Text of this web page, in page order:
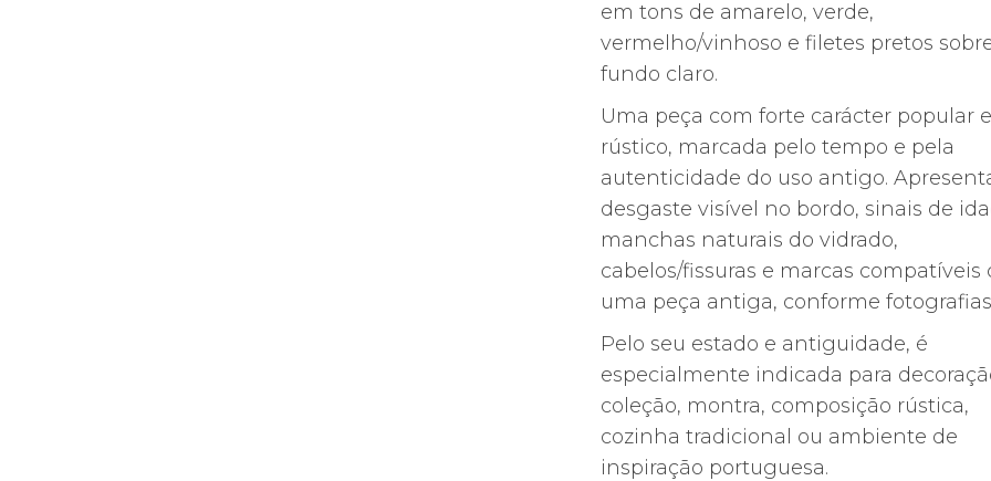
em tons de amarelo, verde,
vermelho/vinhoso e filetes pretos
fundo claro.
Uma peça com forte carácter popular e
rústico, marcada pelo tempo e pela
autenticidade do uso antigo.
desgaste visível no bordo, sinais de
manchas naturais do vidrado,
cabelos/fissuras e marcas compatíveis
uma peça antiga, conforme
Pelo seu estado e antiguidade, é
especialmente indicada para
coleção, montra, composição rústica,
cozinha tradicional ou ambiente de
inspiração portuguesa.